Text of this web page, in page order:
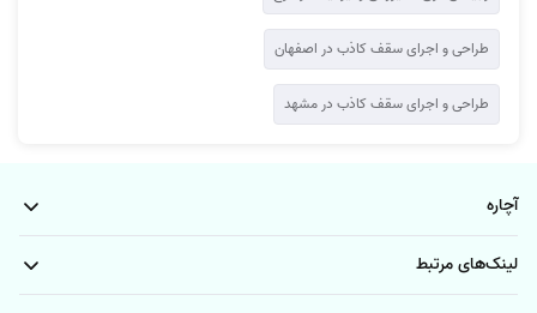
طراحی و اجرای سقف کاذب در اصفهان
طراحی و اجرای سقف کاذب در مشهد
آچاره
لینک‌های مرتبط